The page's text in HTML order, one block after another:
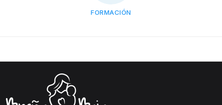
FORMACIÓN